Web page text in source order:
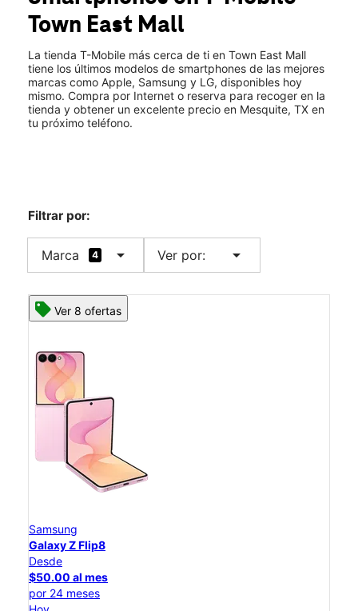
Jue.: 11:00 a.m. a 8:00 p.m.
Vie.:11:00 a.m. a 9:00 p.m.
2063 Town East Mall #2196 Mesquite, TX 75150
Town East Mall
La tienda T-Mobile más cerca de ti en Town East Mall
tiene los últimos modelos de smartphones de las mejores
marcas como Apple, Samsung y LG, disponibles hoy
mismo. Compra por Internet o reserva para recoger en la
tienda y obtener un excelente precio en Mesquite, TX en
tu próximo teléfono.
Filtrar por:
Marca 4 arrow_drop_down Ver por: arrow_drop_down
Ver 8 ofertas
Samsung
Galaxy Z Flip8
Desde
$50.00 al mes
por 24 meses